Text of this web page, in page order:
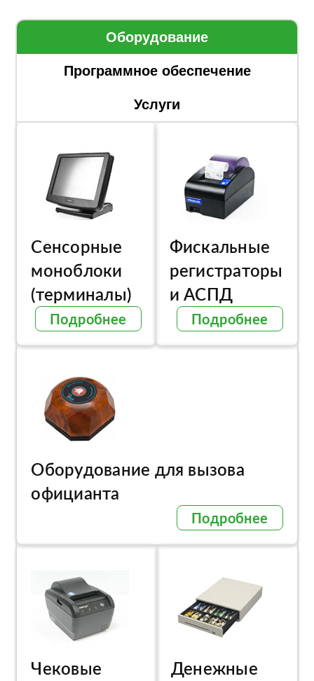
Оборудование
Программное обеспечение
Услуги
Сенсорные
моноблоки
(терминалы)
Подробнее
Фискальные
регистраторы
и АСПД
Подробнее
Оборудование для вызова
официанта
Подробнее
Чековые
Денежные